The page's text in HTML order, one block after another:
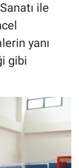
ile
yanı
gibi